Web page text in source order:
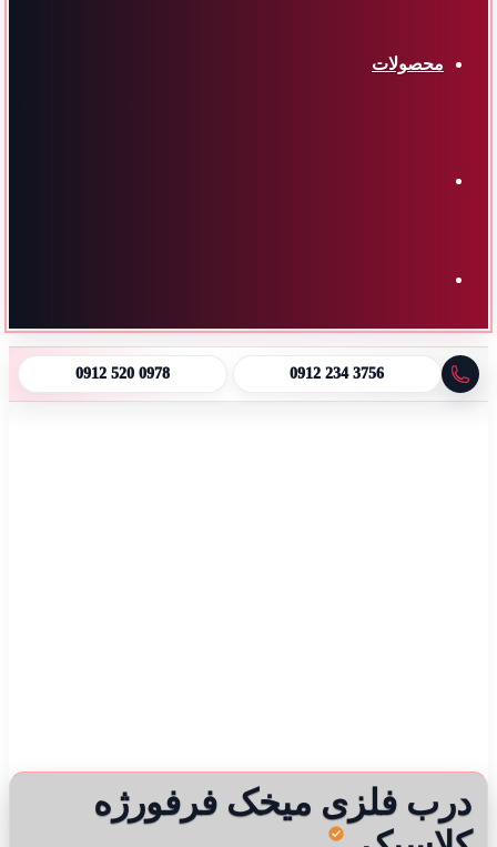
محصولات
برای 0912 520 0978 0912 234 3756
درب فلزی میخک فرفورژه